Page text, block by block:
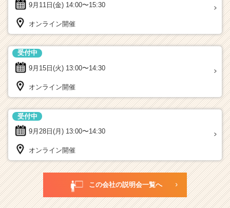
9月11日(金) 14:00〜15:30
オンライン開催
9月15日(火) 13:00〜14:30
受付中
オンライン開催
9月28日(月) 13:00〜14:30
受付中
オンライン開催
この会社の説明会一覧へ